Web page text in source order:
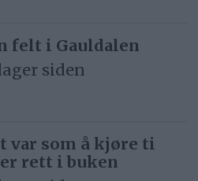
felt i Gauldalen
siden
var som å kjøre ti
rett i buken